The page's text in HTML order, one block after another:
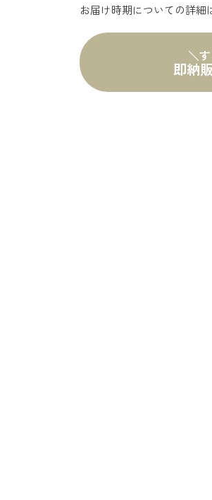
お届け時期についての詳細
＼
即納